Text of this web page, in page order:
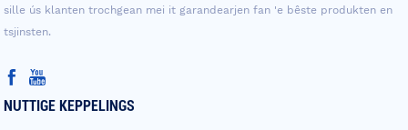
sille ús klanten trochgean mei it garandearjen fan 'e bêste produkten en
tsjinsten.
NUTTIGE KEPPELINGS